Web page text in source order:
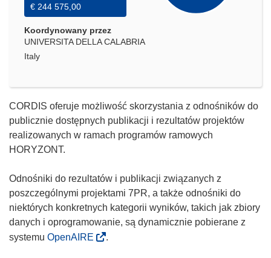
€ 244 575,00
Koordynowany przez
UNIVERSITA DELLA CALABRIA
Italy
CORDIS oferuje możliwość skorzystania z odnośników do
publicznie dostępnych publikacji i rezultatów projektów
realizowanych w ramach programów ramowych
HORYZONT.
Odnośniki do rezultatów i publikacji związanych z
poszczególnymi projektami 7PR, a także odnośniki do
niektórych konkretnych kategorii wyników, takich jak zbiory
danych i oprogramowanie, są dynamicznie pobierane z
systemu OpenAIRE .